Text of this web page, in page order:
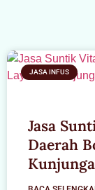
JASA INFUS
Jasa
Daerah